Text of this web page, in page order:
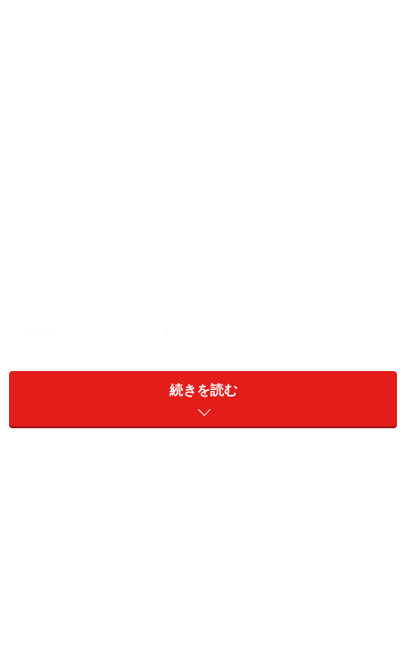
有職主婦と専業主婦で夫の年収の認知に1割の差！……1P
続きを読む